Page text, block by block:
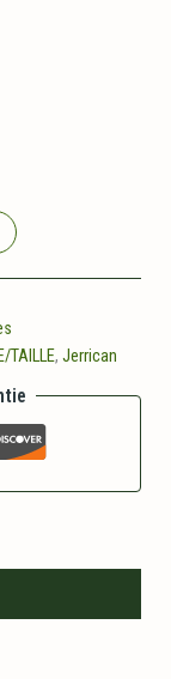
TAILLE, Jerrican